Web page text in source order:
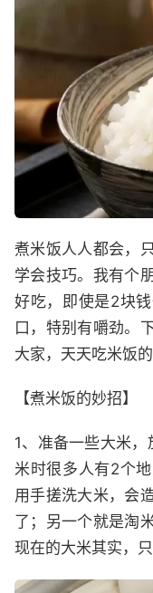
煮米饭人人都会，
学会技巧。我有个
好吃，即使是2块
口，特别有嚼劲。
大家，天天吃米饭
【煮米饭的妙招】
1、准备一些大米
米时很多人有2个
用手搓洗大米，会
了；另一个就是淘
现在的大米其实，